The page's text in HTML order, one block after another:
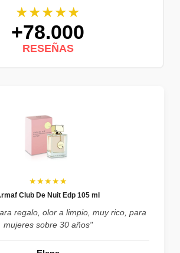
★★★★★
+78.000
RESEÑAS
★★★★★
Club De Nuit Edp 105 ml
regalo, olor a limpio, muy rico, para
mujeres sobre 30 años"